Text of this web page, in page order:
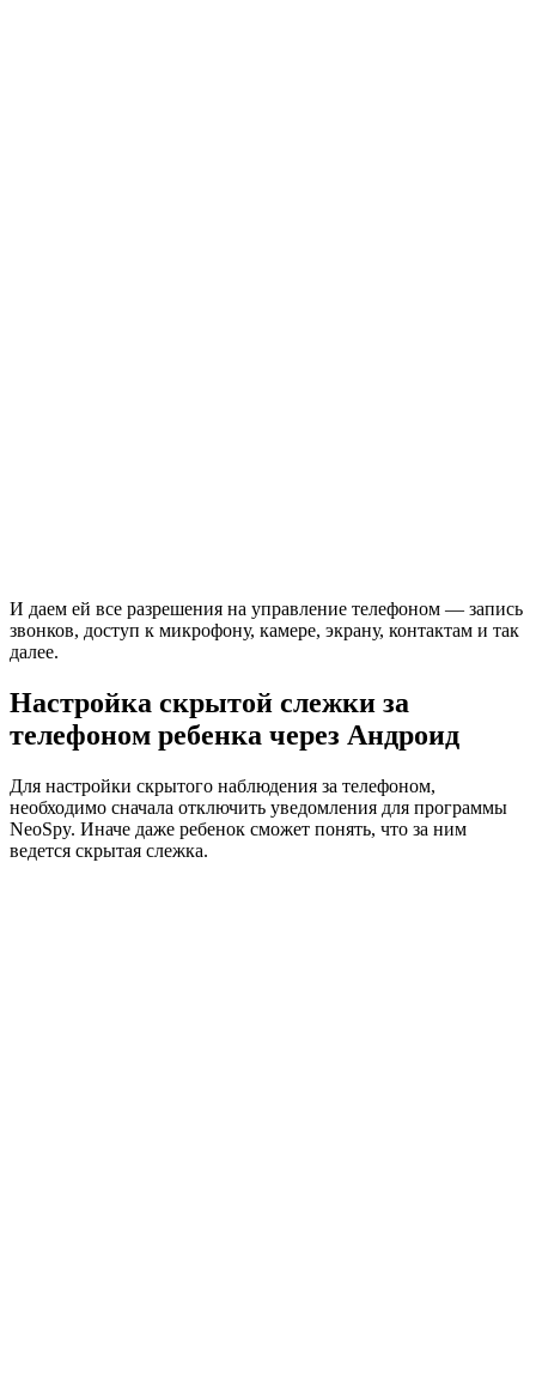
И даем ей все разрешения на управление телефоном — запись
звонков, доступ к микрофону, камере, экрану, контактам и так
далее.
Настройка скрытой слежки за
телефоном ребенка через Андроид
Для настройки скрытого наблюдения за телефоном,
необходимо сначала отключить уведомления для программы
NeoSpy. Иначе даже ребенок сможет понять, что за ним
ведется скрытая слежка.